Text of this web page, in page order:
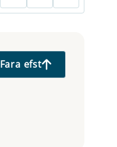
Fara efst